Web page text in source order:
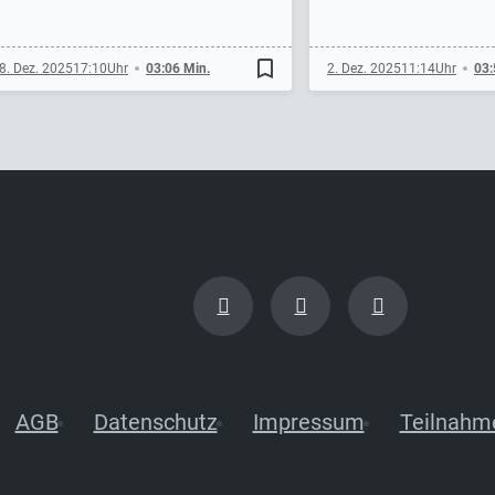
Dez. 202517:10 03:06 Min. bookmark_border 2. Dez. 202511:14
AGB Datenschutz Impressum